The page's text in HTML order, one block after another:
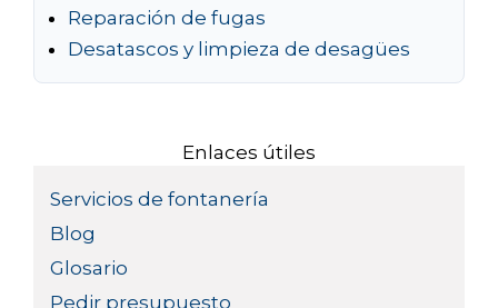
Reparación de fugas
Desatascos y limpieza de desagües
Enlaces útiles
Servicios de fontanería
Blog
Glosario
Pedir presupuesto